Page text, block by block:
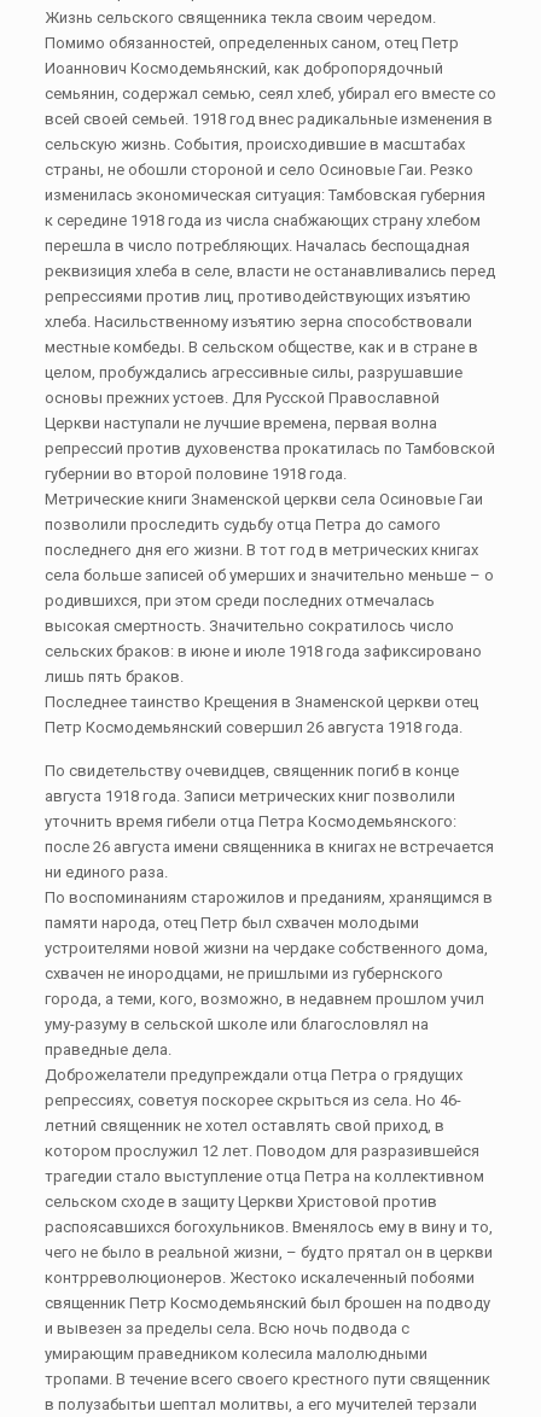
Жизнь сельского священника текла своим чередом.
Помимо обязанностей, определенных саном, отец Петр
Иоаннович Космодемьянский, как добропорядочный
семьянин, содержал семью, сеял хлеб, убирал его вместе со
всей своей семьей. 1918 год внес радикальные изменения в
сельскую жизнь. События, происходившие в масштабах
страны, не обошли стороной и село Осиновые Гаи. Резко
изменилась экономическая ситуация: Тамбовская губерния
к середине 1918 года из числа снабжающих страну хлебом
перешла в число потребляющих. Началась беспощадная
реквизиция хлеба в селе, власти не останавливались перед
репрессиями против лиц, противодействующих изъятию
хлеба. Насильственному изъятию зерна способствовали
местные комбеды. В сельском обществе, как и в стране в
целом, пробуждались агрессивные силы, разрушавшие
основы прежних устоев. Для Русской Православной
Церкви наступали не лучшие времена, первая волна
репрессий против духовенства прокатилась по Тамбовской
губернии во второй половине 1918 года.
Метрические книги Знаменской церкви села Осиновые Гаи
позволили проследить судьбу отца Петра до самого
последнего дня его жизни. В тот год в метрических книгах
села больше записей об умерших и значительно меньше – о
родившихся, при этом среди последних отмечалась
высокая смертность. Значительно сократилось число
сельских браков: в июне и июле 1918 года зафиксировано
лишь пять браков.
Последнее таинство Крещения в Знаменской церкви отец
Петр Космодемьянский совершил 26 августа 1918 года.
По свидетельству очевидцев, священник погиб в конце
августа 1918 года. Записи метрических книг позволили
уточнить время гибели отца Петра Космодемьянского:
после 26 августа имени священника в книгах не встречается
ни единого раза.
По воспоминаниям старожилов и преданиям, хранящимся в
памяти народа, отец Петр был схвачен молодыми
устроителями новой жизни на чердаке собственного дома,
схвачен не инородцами, не пришлыми из губернского
города, а теми, кого, возможно, в недавнем прошлом учил
уму-разуму в сельской школе или благословлял на
праведные дела.
Доброжелатели предупреждали отца Петра о грядущих
репрессиях, советуя поскорее скрыться из села. Но 46-
летний священник не хотел оставлять свой приход, в
котором прослужил 12 лет. Поводом для разразившейся
трагедии стало выступление отца Петра на коллективном
сельском сходе в защиту Церкви Христовой против
распоясавшихся богохульников. Вменялось ему в вину и то,
чего не было в реальной жизни, – будто прятал он в церкви
контрреволюционеров. Жестоко искалеченный побоями
священник Петр Космодемьянский был брошен на подводу
и вывезен за пределы села. Всю ночь подвода с
умирающим праведником колесила малолюдными
тропами. В течение всего своего крестного пути священник
в полузабытьи шептал молитвы, а его мучителей терзали